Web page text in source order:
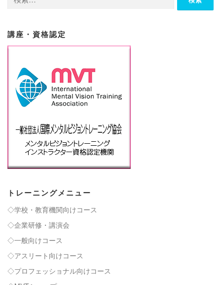
索:
講座・資格認定
トレーニングメニュー
◇学校・教育機関向けコース
◇企業研修・講演会
◇一般向けコース
◇アスリート向けコース
◇プロフェッショナル向けコース